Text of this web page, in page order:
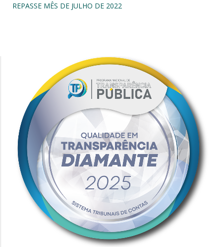
REPASSE MÊS DE JULHO DE 2022